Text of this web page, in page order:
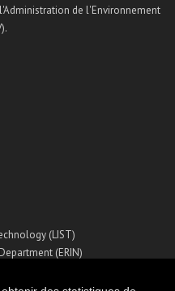
de l'Environnement
(LIST)
(ERIN)